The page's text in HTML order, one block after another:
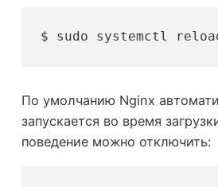
$ sudo systemctl
По умолчанию Nginx
запускается во время
поведение можно отключить: